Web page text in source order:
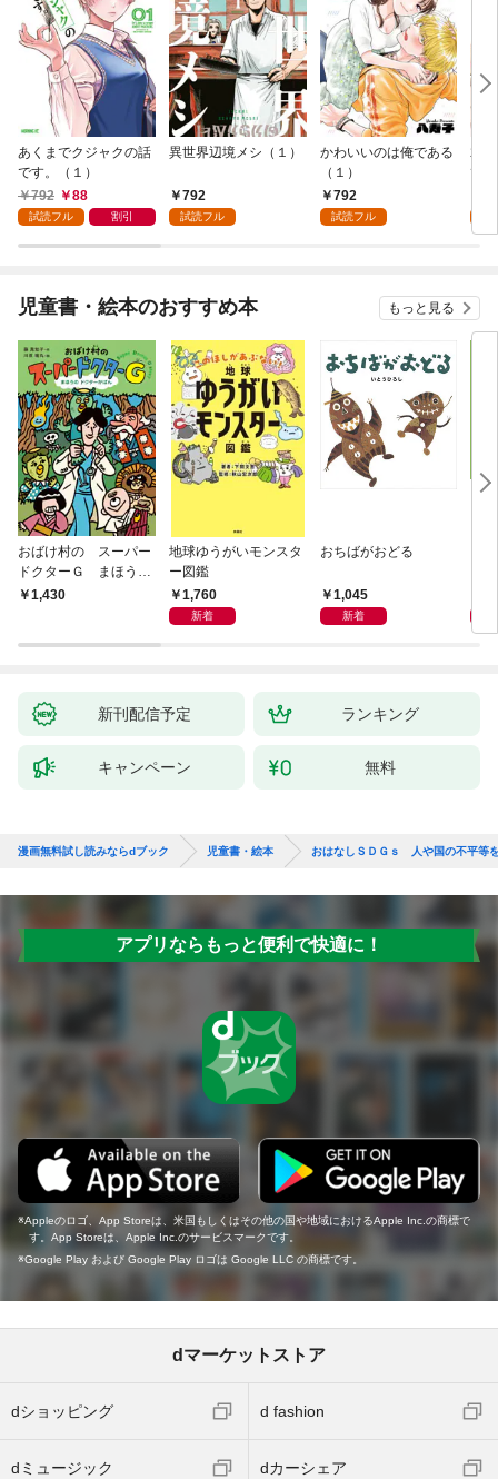
あくまでクジャクの話
です。（１）
792
88
試読フル 割引
異世界辺境メシ（１）
792
試読フル
かわいいのは俺である
（１）
792
試読フル
君
て
児童書・絵本のおすすめ本 もっと見る
おばけ村の スーパー
ドクターＧ まほう
の ドクターかばん
1,430
地球ゆうがいモンスタ
ー図鑑
1,760
新着
おちばがおどる
1,045
新着
新刊配信予定 ランキング
キャンペーン 無料
漫画無料試し読みならdブック 児童書・絵本 おはなしＳＤＧｓ 人や国の不平等
アプリならもっと便利で快適に！
Appleのロゴ、App Storeは、米国もしくはその他の国や地域におけるApple Inc.の商標で
す。App Storeは、Apple Inc.のサービスマークです。
Google Play および Google Play ロゴは Google LLC の商標です。
dマーケットストア
dショッピング d fashion
dミュージック dカーシェア